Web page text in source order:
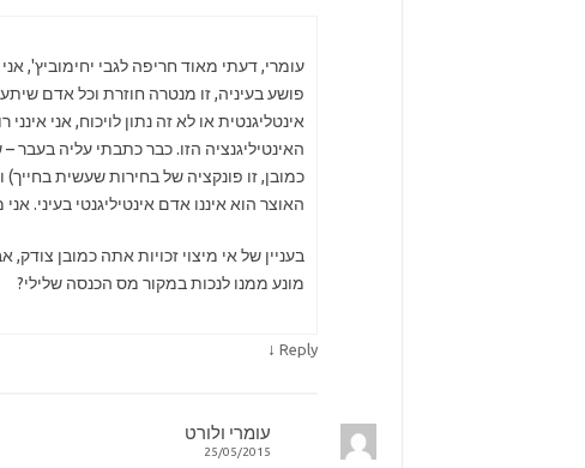
עומרי, דעתי מאוד חריפה לגבי
פושע בעיניה, זו מנטרה חוזרת וכל אדם
אינטליגנטית או לא זה נתון לויכוח, אני
האינטיליגנציה הזו. כבר כתבתי עליה
כמובן, זו פונקציה של בחירות שעשית
האוצר הוא איננו אדם אינטיליגנטי בעיני.
בעניין של אי מיצוי זכויות אתה כמובן
מונע ממנו לנכות במקור מס הכנסה שלילי?
Reply
↓
עומרי ולורט
25/05/2015